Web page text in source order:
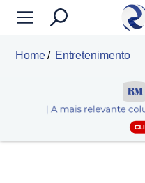
Home Entretenimento